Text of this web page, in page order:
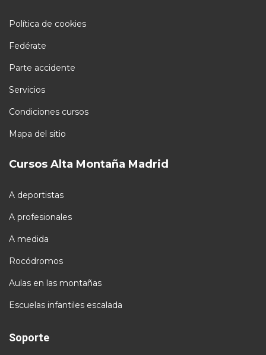
Política de cookies
Fedérate
Parte accidente
Servicios
Condiciones cursos
Mapa del sitio
Cursos Alta Montaña Madrid
A deportistas
A profesionales
A medida
Rocódromos
Aulas en las montañas
Escuelas infantiles escalada
Soporte